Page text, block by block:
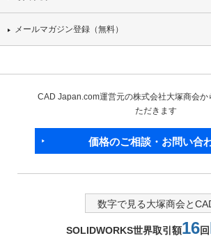
メールマガジン登録（無料）
CAD Japan.com運営元の株式会社大塚商会か
ただきます
価格のご相談・お問い合
数字で見る大塚商会と
SOLIDWORKS世界取引額16回